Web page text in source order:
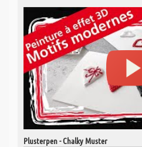
Plusterpen - Chalky Muster